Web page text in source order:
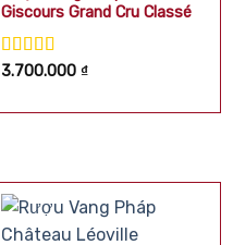
Giscours Grand Cru Classé
Được xếp
3.700.000₫